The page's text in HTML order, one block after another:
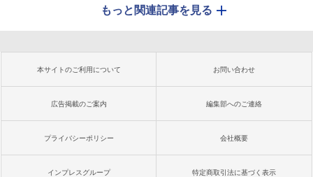
もっと関連記事を見る
本サイトのご利用について お問い合わせ
広告掲載のご案内 編集部へのご連絡
プライバシーポリシー 会社概要
インプレスグループ 特定商取引法に基づく表示